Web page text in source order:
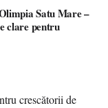
Satu Mare –
clare pentru